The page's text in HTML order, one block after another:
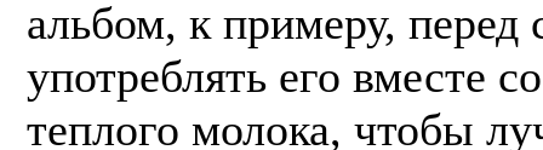
альбом, к примеру, перед
употреблять его вместе
теплого молока, чтобы